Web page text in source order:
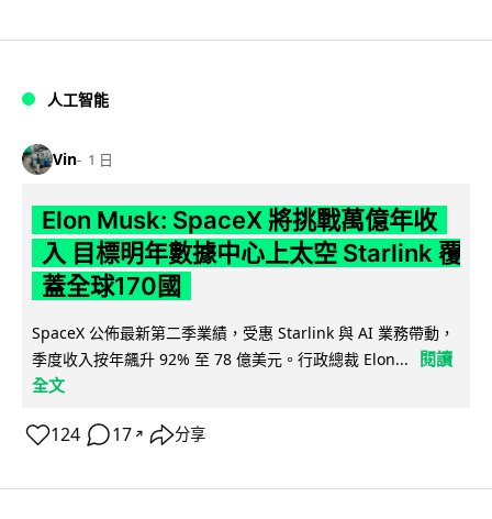
人工智能
Vin 1 日
Elon Musk: SpaceX 將挑戰萬億年收
入 目標明年數據中心上太空 Starlink 覆
蓋全球170國
SpaceX 公佈最新第二季業績，受惠 Starlink 與 AI 業務帶動，
季度收入按年飆升 92% 至 78 億美元。行政總裁 Elon...
閱讀
全文
124 17 ↗ 分享